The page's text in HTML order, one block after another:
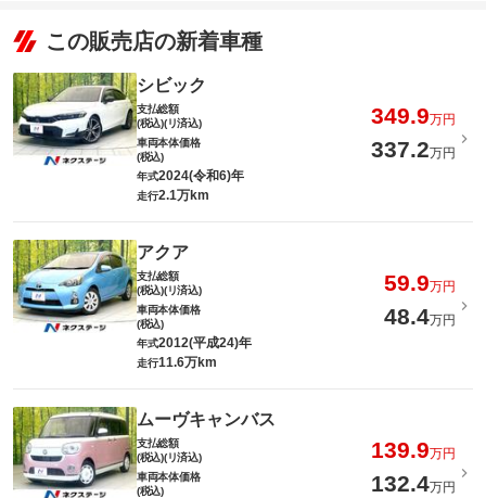
この販売店の新着車種
シビック
支払総額
(税込)(リ済込)
349.9万円
車両本体価格
(税込)
337.2万円
年式2024(令和6)年
走行2.1万km
アクア
支払総額
(税込)(リ済込)
59.9万円
車両本体価格
(税込)
48.4万円
年式2012(平成24)年
走行11.6万km
ムーヴキャンバス
支払総額
(税込)(リ済込)
139.9万円
車両本体価格
(税込)
132.4万円